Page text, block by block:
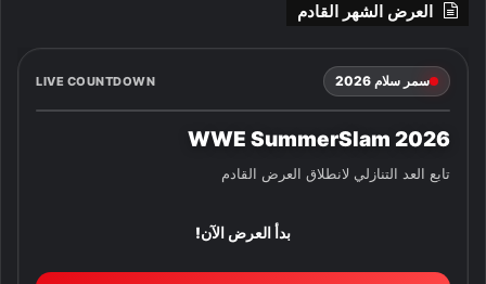
العرض الشهر القادم
سمر سلام 2026 LIVE COUNTDOWN
WWE SummerSlam 2026
تابع العد التنازلي لانطلاق العرض القادم
بدأ العرض الآن!